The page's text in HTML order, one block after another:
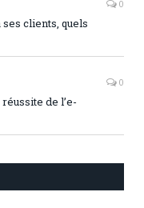
0
clients, quels
0
de l’e-